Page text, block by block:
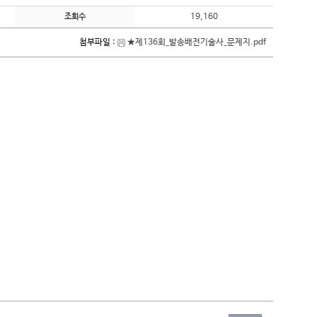
조회수 19,160
첨부파일 : ★제136회_발송배전기술사_문제지.pdf